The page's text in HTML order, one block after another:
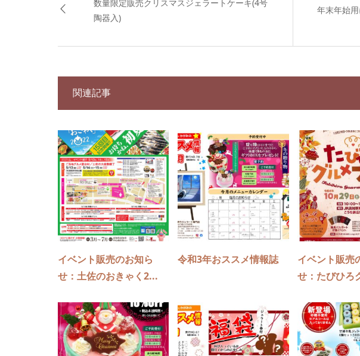
数量限定販売クリスマスジェラートケーキ(4号
陶器入)
年末年始
関連記事
イベント販売のお知ら
せ：土佐のおきゃく2...
令和3年おススメ情報誌
イベント販売
せ：たびひろ